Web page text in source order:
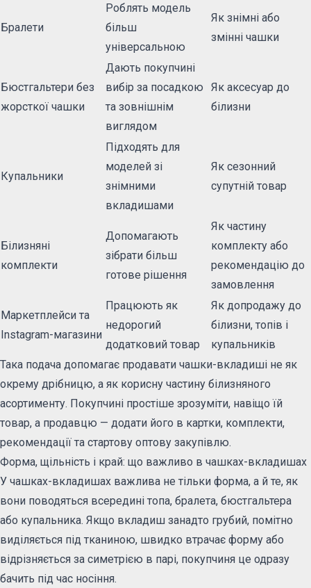
Бралети
Роблять модель
більш
універсальною
Як знімні або
змінні чашки
Бюстгальтери без
жорсткої чашки
Дають покупчині
вибір за посадкою
та зовнішнім
виглядом
Як аксесуар до
білизни
Купальники
Підходять для
моделей зі
знімними
вкладишами
Як сезонний
супутній товар
Білизняні
комплекти
Допомагають
зібрати більш
готове рішення
Як частину
комплекту або
рекомендацію до
замовлення
Маркетплейси та
Instagram-магазини
Працюють як
недорогий
додатковий товар
Як допродажу до
білизни, топів і
купальників
Така подача допомагає продавати чашки-вкладиші не як
окрему дрібницю, а як корисну частину білизняного
асортименту. Покупчині простіше зрозуміти, навіщо їй
товар, а продавцю — додати його в картки, комплекти,
рекомендації та стартову оптову закупівлю.
Форма, щільність і край: що важливо в чашках-вкладишах
У чашках-вкладишах важлива не тільки форма, а й те, як
вони поводяться всередині топа, бралета, бюстгальтера
або купальника. Якщо вкладиш занадто грубий, помітно
виділяється під тканиною, швидко втрачає форму або
відрізняється за симетрією в парі, покупчиня це одразу
бачить під час носіння.